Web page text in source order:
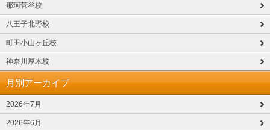
那珂菅谷校
八王子北野校
町田小山ヶ丘校
神奈川厚木校
月別アーカイブ
2026年7月
2026年6月